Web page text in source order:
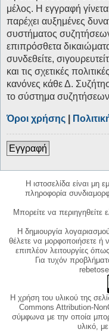
μέλος. Η εγγραφή
παρέχει αυξημένες
συστήματος
επιπρόσθετα
συνδεθείτε,
και τις σχετικές
κανόνες κάθε Δ.
το σύστημα
Όροι χρήσης
Εγγραφή
Η ιστοσελίδα είναι μη
πληροφορία
Μπορείτε να περιηγηθείτε
Η δημιουργία
θέλετε να μορφοποιήσετε ή
επιπλέον λειτουργίες
Για τυχόν
Η χρήση του υλικού της
Commons Attribution-
σύμφωνα με την οποία
υλικό,